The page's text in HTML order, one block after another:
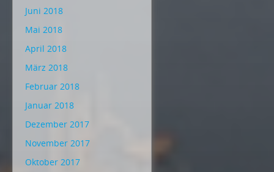
Juni 2018
Mai 2018
April 2018
März 2018
Februar 2018
Januar 2018
Dezember 2017
November 2017
Oktober 2017